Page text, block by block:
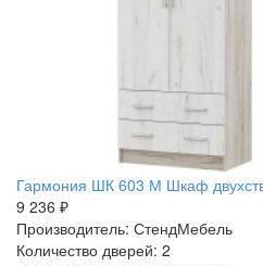
Гармония ШК 603 М Шкаф
9 236 ₽
Производитель: СтендМебель
Количество дверей: 2